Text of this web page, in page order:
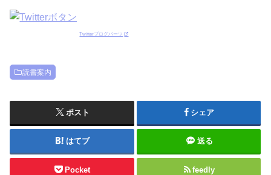
Twitterブログパーツ
読書案内
ポスト シェア
はてブ 送る
Pocket feedly